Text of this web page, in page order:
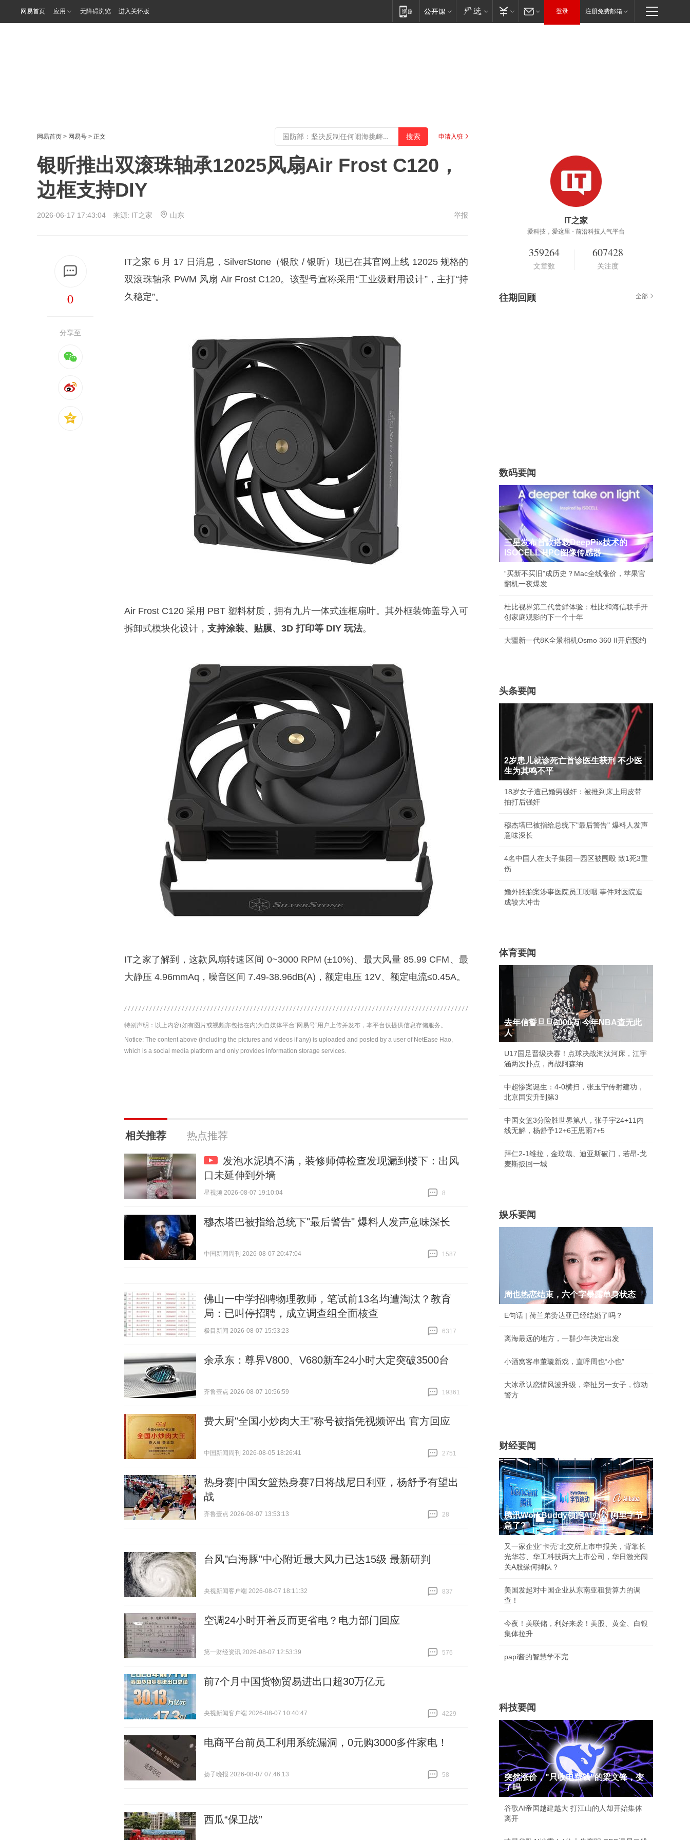
网易首页 应用 无障碍浏览 进入关怀版 登录 注册免费邮箱
网易首页 > 网易号 > 正文 申请入驻
银昕推出双滚珠轴承12025风扇Air Frost C120，
边框支持DIY
2026-06-17 17:43:04 来源: IT之家 山东 举报
0
分享至
IT之家 6 月 17 日消息，SilverStone（银欣 / 银昕）现已在其官网上线 12025 规格的
双滚珠轴承 PWM 风扇 Air Frost C120。该型号宣称采用“工业级耐用设计”，主打“持
久稳定”。
Air Frost C120 采用 PBT 塑料材质，拥有九片一体式连框扇叶。其外框装饰盖导入可
拆卸式模块化设计， 支持涂装、贴膜、3D 打印等 DIY 玩法。
IT之家了解到，这款风扇转速区间 0~3000 RPM (±10%)、最大风量 85.99 CFM、最
大静压 4.96mmAq，噪音区间 7.49-38.96dB(A)，额定电压 12V、额定电流≤0.45A。
特别声明：以上内容(如有图片或视频亦包括在内)为自媒体平台“网易号”用户上传并发布，本平台仅提供信息存储服务。
Notice: The content above (including the pictures and videos if any) is uploaded and posted by a user of NetEase Hao,
which is a social media platform and only provides information storage services.
相关推荐 热点推荐
发泡水泥填不满，装修师傅检查发现漏到楼下：出风
口未延伸到外墙
星视频 2026-08-07 19:10:04
8
穆杰塔巴被指给总统下"最后警告" 爆料人发声意味深长
中国新闻周刊 2026-08-07 20:47:04
1587
佛山一中学招聘物理教师，笔试前13名均遭淘汰？教育
局：已叫停招聘，成立调查组全面核查
极目新闻 2026-08-07 15:53:23
6317
余承东：尊界V800、V680新车24小时大定突破3500台
齐鲁壹点 2026-08-07 10:56:59
19361
费大厨"全国小炒肉大王"称号被指凭视频评出 官方回应
中国新闻周刊 2026-08-05 18:26:41
2751
热身赛|中国女篮热身赛7日将战尼日利亚，杨舒予有望出
战
齐鲁壹点 2026-08-07 13:53:13
28
台风"白海豚"中心附近最大风力已达15级 最新研判
央视新闻客户端 2026-08-07 18:11:32
837
空调24小时开着反而更省电？电力部门回应
第一财经资讯 2026-08-07 12:53:39
576
前7个月中国货物贸易进出口超30万亿元
央视新闻客户端 2026-08-07 10:40:47
4229
电商平台前员工利用系统漏洞，0元购3000多件家电！
扬子晚报 2026-08-07 07:46:13
58
西瓜“保卫战”
IT之家
爱科技，爱这里 - 前沿科技人气平台
359264
文章数
607428
关注度
往期回顾 全部
数码要闻
三星发布首款搭载DeepPix技术的
ISOCELL HPC图像传感器
“买新不买旧”成历史？Mac全线涨价，苹果官
翻机一夜爆发
杜比视界第二代尝鲜体验：杜比和海信联手开
创家庭观影的下一个十年
大疆新一代8K全景相机Osmo 360 II开启预约
头条要闻
2岁患儿就诊死亡首诊医生获刑 不少医
生为其鸣不平
18岁女子遭已婚男强奸：被推到床上用皮带
抽打后强奸
穆杰塔巴被指给总统下"最后警告" 爆料人发声
意味深长
4名中国人在太子集团一园区被围殴 致1死3重
伤
婚外胚胎案涉事医院员工哽咽:事件对医院造
成较大冲击
体育要闻
去年信誓旦旦3000万 今年NBA查无此
人
U17国足晋级决赛！点球决战淘汰河床，江宇
涵两次扑点，再战阿森纳
中超惨案诞生：4-0横扫，张玉宁传射建功，
北京国安升到第3
中国女篮3分险胜世界第八，张子宇24+11内
线无解，杨舒予12+6王思雨7+5
拜仁2-1维拉，金玟哉、迪亚斯破门，若昂-戈
麦斯扳回一城
娱乐要闻
周也热恋结束，六个字暴露单身状态
E句话 | 荷兰弟赞达亚已经结婚了吗？
离海最远的地方，一群少年决定出发
小酒窝客串董璇新戏，直呼周也“小也”
大冰承认恋情风波升级，牵扯另一女子，惊动
警方
财经要闻
腾讯WorkBuddy领跑AI办公 阿里字节
急了?
又一家企业“卡壳”北交所上市申报关，背靠长
光华芯、华工科技两大上市公司，华日激光闯
关A股缘何掉队？
美国发起对中国企业从东南亚租赁算力的调
查！
今夜！美联储，利好来袭！美股、黄金、白银
集体拉升
papi酱的智慧学不完
科技要闻
突然涨价，"只收电费钱"的梁文锋，变
了吗
谷歌AI帝国越建越大 打江山的人却开始集体
离开